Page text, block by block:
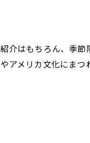
介はもちろん、季
アメリカ文化にま